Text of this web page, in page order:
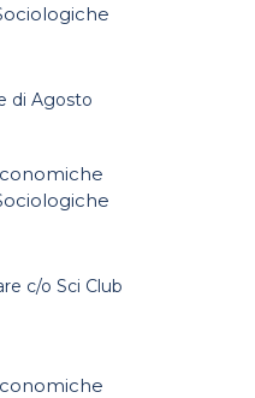
di Agosto
c/o Sci Club